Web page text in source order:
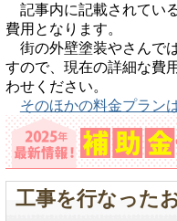
記事内に記載されてい
費用となります。
街の外壁塗装やさんで
すので、現在の詳細な費
わせください。
そのほかの料金プラン
工事を行なった